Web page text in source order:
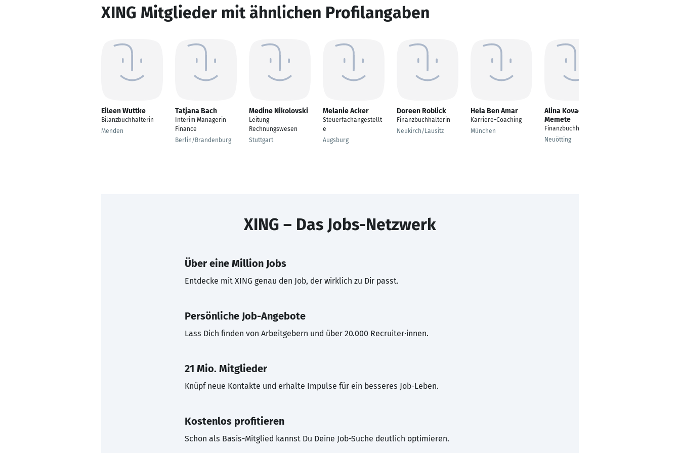
XING Mitglieder mit ähnlichen Profilangaben
Eileen Wuttke
Bilanzbuchhalterin
Menden
Tatjana Bach
Interim Managerin
Finance
Berlin/Brandenburg
Medine Nikolovski
Leitung
Rechnungswesen
Stuttgart
Melanie Acker
Steuerfachangestellt
e
Augsburg
Doreen Roblick
Finanzbuchhalterin
Neukirch/Lausitz
Hela Ben Amar
Karriere-Coaching
München
Alina Kovaci-
Memete
Finanzbuchhalterin
Neuötting
XING – Das Jobs-Netzwerk
Über eine Million Jobs
Entdecke mit XING genau den Job, der wirklich zu Dir passt.
Persönliche Job-Angebote
Lass Dich finden von Arbeitgebern und über 20.000 Recruiter·innen.
21 Mio. Mitglieder
Knüpf neue Kontakte und erhalte Impulse für ein besseres Job-Leben.
Kostenlos profitieren
Schon als Basis-Mitglied kannst Du Deine Job-Suche deutlich optimieren.